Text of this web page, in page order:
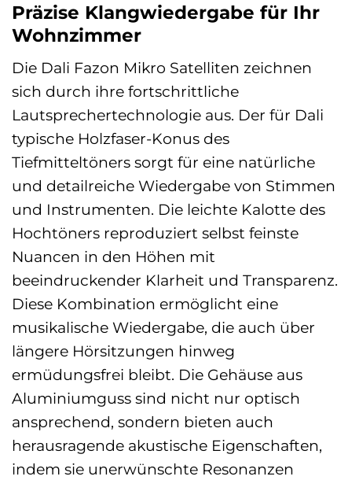
Präzise Klangwiedergabe für Ihr
Wohnzimmer
Die Dali Fazon Mikro Satelliten zeichnen
sich durch ihre fortschrittliche
Lautsprechertechnologie aus. Der für Dali
typische Holzfaser-Konus des
Tiefmitteltöners sorgt für eine natürliche
und detailreiche Wiedergabe von Stimmen
und Instrumenten. Die leichte Kalotte des
Hochtöners reproduziert selbst feinste
Nuancen in den Höhen mit
beeindruckender Klarheit und Transparenz.
Diese Kombination ermöglicht eine
musikalische Wiedergabe, die auch über
längere Hörsitzungen hinweg
ermüdungsfrei bleibt. Die Gehäuse aus
Aluminiumguss sind nicht nur optisch
ansprechend, sondern bieten auch
herausragende akustische Eigenschaften,
indem sie unerwünschte Resonanzen